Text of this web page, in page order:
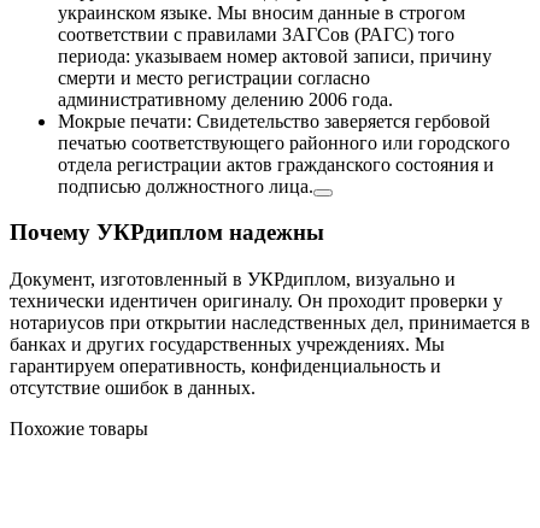
украинском языке. Мы вносим данные в строгом
соответствии с правилами ЗАГСов (РАГС) того
периода: указываем номер актовой записи, причину
смерти и место регистрации согласно
административному делению 2006 года.
Мокрые печати: Свидетельство заверяется гербовой
печатью соответствующего районного или городского
отдела регистрации актов гражданского состояния и
подписью должностного лица.
Почему УКРдиплом надежны
Документ, изготовленный в УКРдиплом, визуально и
технически идентичен оригиналу. Он проходит проверки у
нотариусов при открытии наследственных дел, принимается в
банках и других государственных учреждениях. Мы
гарантируем оперативность, конфиденциальность и
отсутствие ошибок в данных.
Похожие товары